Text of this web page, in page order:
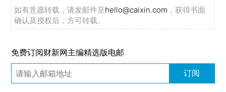
如有意愿转载，请发邮件至hello@caixin.com ，获得书面
确认及授权后，方可转载。
免费订阅财新网主编精选版电邮
订阅